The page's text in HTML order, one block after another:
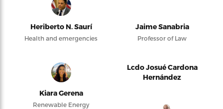
Heriberto N. Saurí
Health and emergencies
Jaime Sanabria
Professor of Law
Kiara Gerena
Renewable Energy
Lcdo Josué Cardona
Hernández